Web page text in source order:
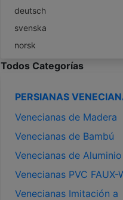
deutsch
svenska
norsk
Todos Categorías
PERSIANAS
Venecianas de Madera
Venecianas de Bambú
Venecianas de Aluminio
Venecianas PVC FAUX-
Venecianas Imitación a